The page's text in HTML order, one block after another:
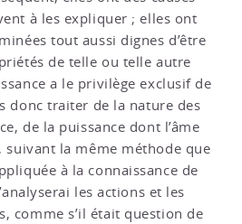
à les expliquer ; elles ont
tout aussi dignes d’être
de telle ou telle autre
a le privilège exclusif de
donc traiter de la nature des
de la puissance dont l’âme
suivant la même méthode que
à la connaissance de
les actions et les
comme s’il était question de